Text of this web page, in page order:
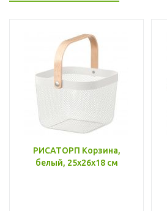
РИСАТОРП Корзина,
белый, 25x26x18 см